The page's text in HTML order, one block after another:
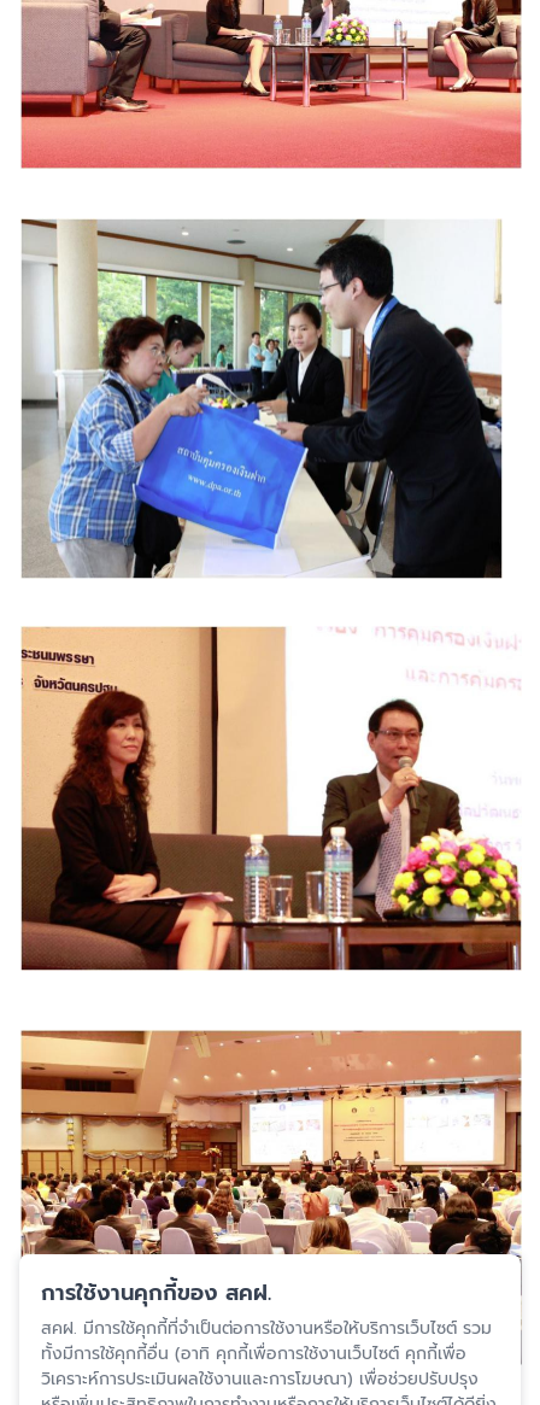
การใช้งานคุกกี้ของ สคฝ.
สคฝ. มีการใช้คุกกี้ที่จำเป็นต่อการใช้งานหรือให้บริการเว็บไซต์ รวม
ทั้งมีการใช้คุกกี้อื่น (อาทิ คุกกี้เพื่อการใช้งานเว็บไซต์ คุกกี้เพื่อ
วิเคราะห์การประเมินผลใช้งานและการโฆษณา) เพื่อช่วยปรับปรุง